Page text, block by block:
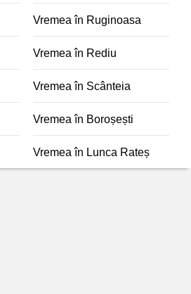
Vremea în Ruginoasa
Vremea în Rediu
Vremea în Scânteia
Vremea în Boroșești
Vremea în Lunca Rateș